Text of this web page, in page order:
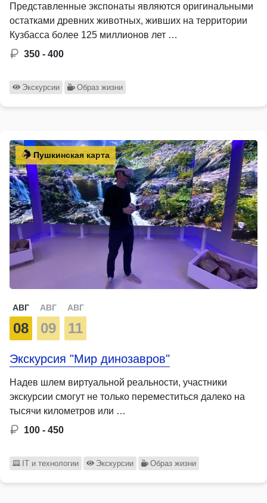
Представленные экспонаты являются оригинальными
остатками древних животных, живших на территории
Кузбасса более 125 миллионов лет …
350 - 400
Экскурсии Образ жизни
Пушкинская карта
АВГ
08
АВГ
09
АВГ
11
Экскурсия "Мир динозавров"
Надев шлем виртуальной реальности, участники
экскурсии смогут не только переместиться далеко на
тысячи километров или …
100 - 450
IT и технологии Экскурсии Образ жизни